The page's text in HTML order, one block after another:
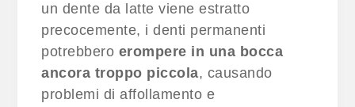
un dente da latte viene estratto
precocemente, i denti permanenti
potrebbero erompere in una bocca
ancora troppo piccola, causando
problemi di affollamento e